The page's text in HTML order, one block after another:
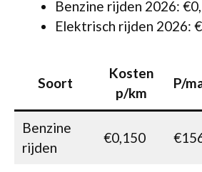
Benzine rijden 2026:
Elektrisch rijden 2026:
Soort
Kosten
p/km
P/
Benzine
rijden
€0,150